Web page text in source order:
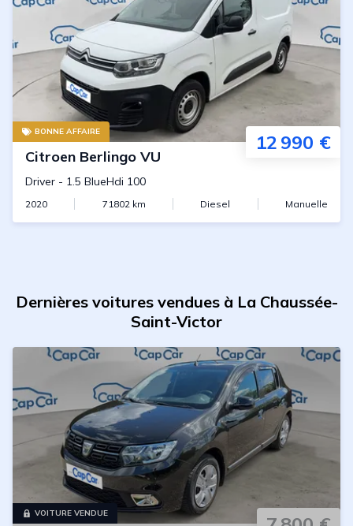
BONNE AFFAIRE 12 990 €
Citroen Berlingo VU
Driver - 1.5 BlueHdi 100
2020 71802km Diesel Manuelle
Dernières voitures vendues à La Chaussée-
Saint-Victor
VOITURE VENDUE